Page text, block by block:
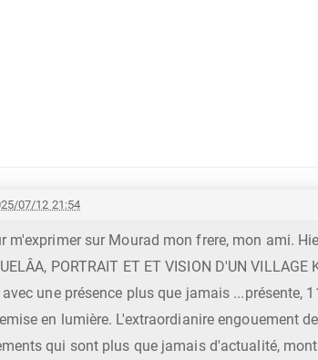
07/12 21:54
m'exprimer sur Mourad mon frere, mon ami.
PORTRAIT ET ET VISION D'UN VILLAGE
une présence plus que jamais ...présente,
en lumière. L'extraordianire engouement
qui sont plus que jamais d'actualité,